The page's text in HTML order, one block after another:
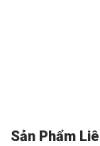
Sản Phẩm